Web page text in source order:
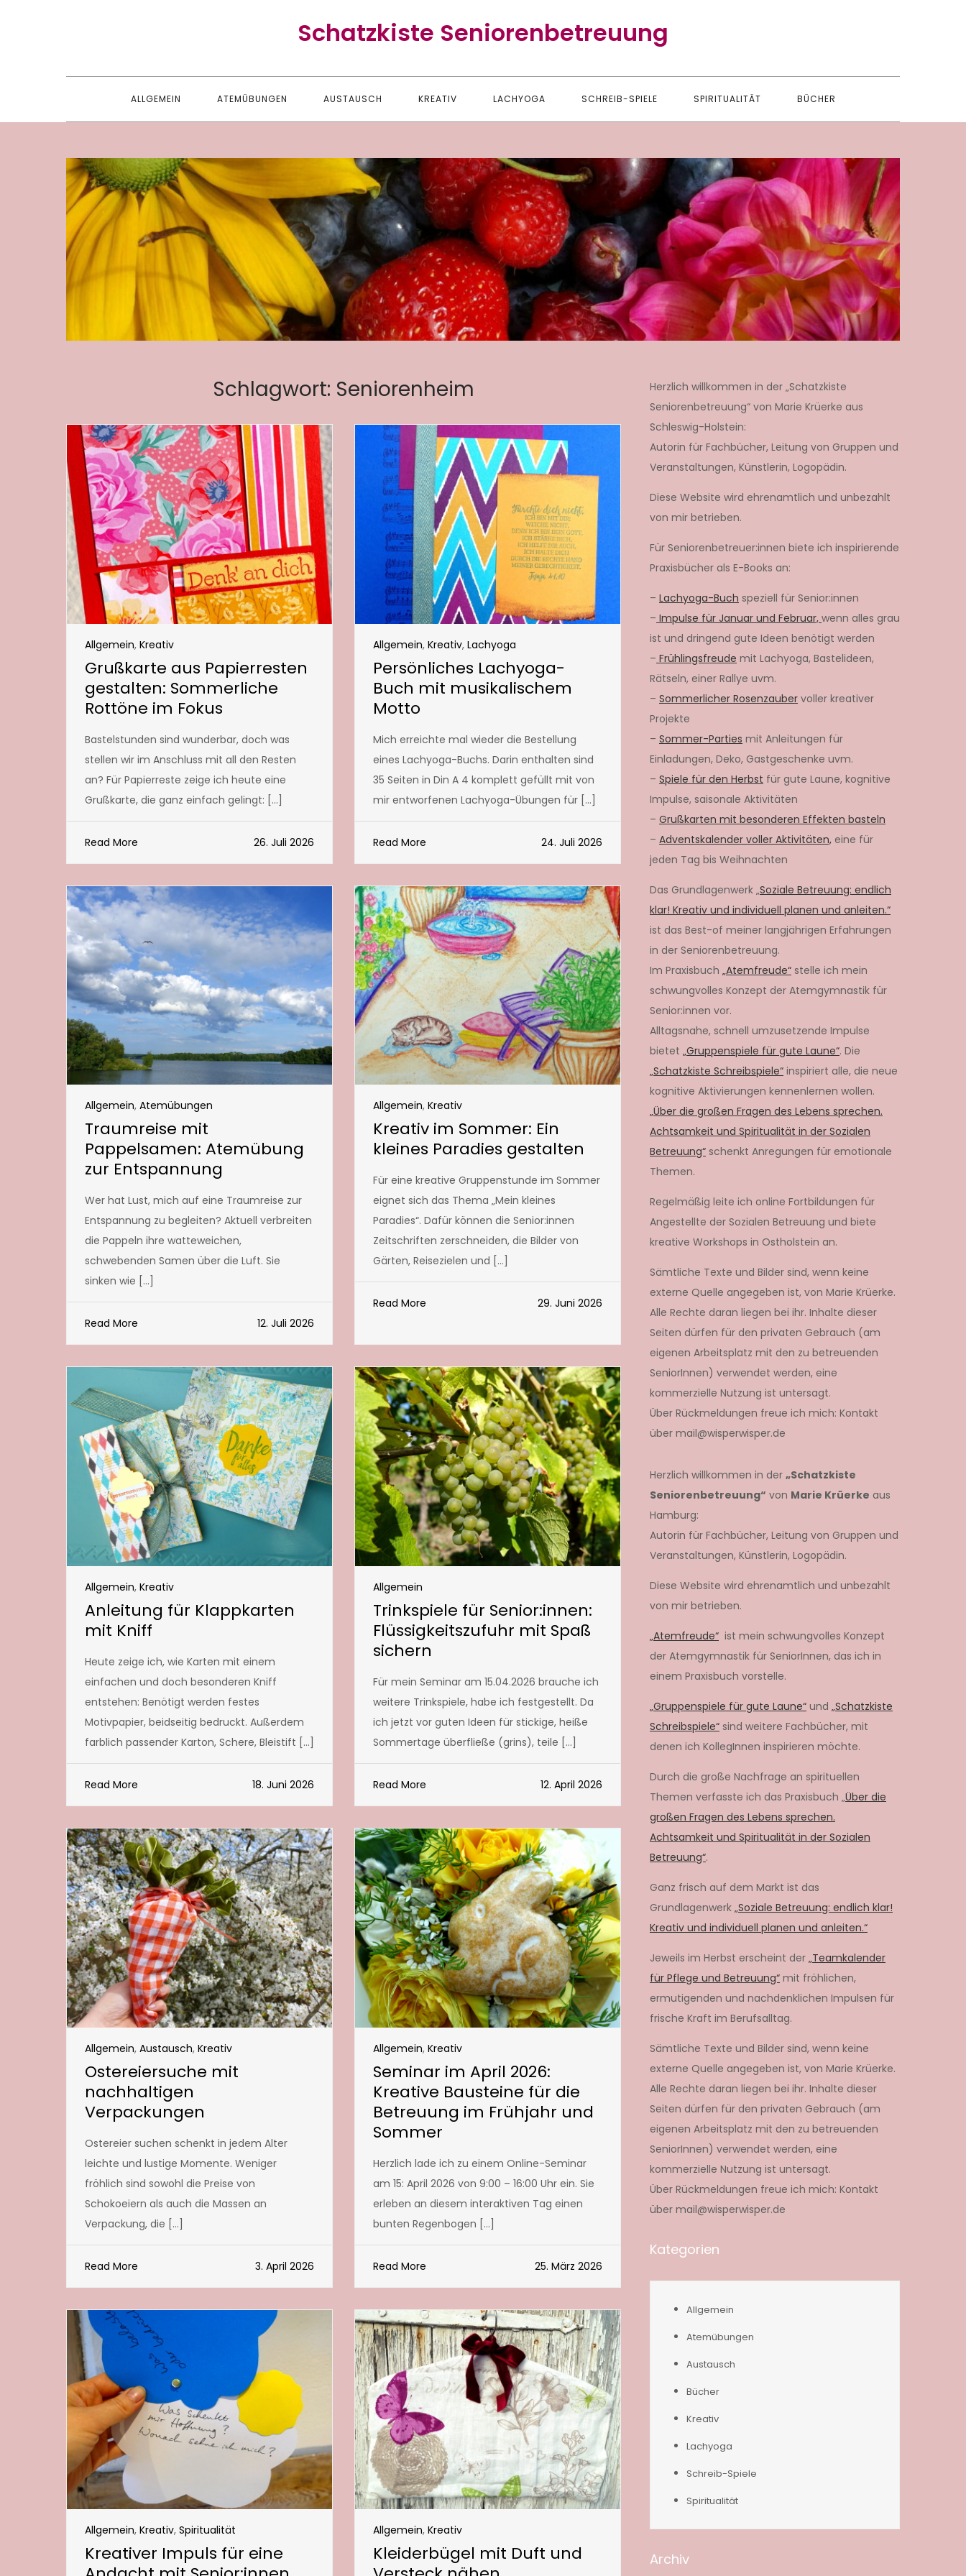
Schatzkiste Seniorenbetreuung
ALLGEMEIN ATEMÜBUNGEN AUSTAUSCH KREATIV LACHYOGA SCHREIB-SPIELE SPIRITUALITÄT BÜCHER
Schlagwort: Seniorenheim
Allgemein, Kreativ
Grußkarte aus Papierresten
gestalten: Sommerliche
Rottöne im Fokus
Bastelstunden sind wunderbar, doch was
stellen wir im Anschluss mit all den Resten
an? Für Papierreste zeige ich heute eine
Grußkarte, die ganz einfach gelingt: […]
Read More 26. Juli 2026
Allgemein, Kreativ, Lachyoga
Persönliches Lachyoga-
Buch mit musikalischem
Motto
Mich erreichte mal wieder die Bestellung
eines Lachyoga-Buchs. Darin enthalten sind
35 Seiten in Din A 4 komplett gefüllt mit von
mir entworfenen Lachyoga-Übungen für […]
Read More 24. Juli 2026
Allgemein, Atemübungen
Traumreise mit
Pappelsamen: Atemübung
zur Entspannung
Wer hat Lust, mich auf eine Traumreise zur
Entspannung zu begleiten? Aktuell verbreiten
die Pappeln ihre watteweichen,
schwebenden Samen über die Luft. Sie
sinken wie […]
Read More 12. Juli 2026
Allgemein, Kreativ
Kreativ im Sommer: Ein
kleines Paradies gestalten
Für eine kreative Gruppenstunde im Sommer
eignet sich das Thema „Mein kleines
Paradies“. Dafür können die Senior:innen
Zeitschriften zerschneiden, die Bilder von
Gärten, Reisezielen und […]
Read More 29. Juni 2026
Allgemein, Kreativ
Anleitung für Klappkarten
mit Kniff
Heute zeige ich, wie Karten mit einem
einfachen und doch besonderen Kniff
entstehen: Benötigt werden festes
Motivpapier, beidseitig bedruckt. Außerdem
farblich passender Karton, Schere, Bleistift […]
Read More 18. Juni 2026
Allgemein
Trinkspiele für Senior:innen:
Flüssigkeitszufuhr mit Spaß
sichern
Für mein Seminar am 15.04.2026 brauche ich
weitere Trinkspiele, habe ich festgestellt. Da
ich jetzt vor guten Ideen für stickige, heiße
Sommertage überfließe (grins), teile […]
Read More 12. April 2026
Allgemein, Austausch, Kreativ
Ostereiersuche mit
nachhaltigen
Verpackungen
Ostereier suchen schenkt in jedem Alter
leichte und lustige Momente. Weniger
fröhlich sind sowohl die Preise von
Schokoeiern als auch die Massen an
Verpackung, die […]
Read More 3. April 2026
Allgemein, Kreativ
Seminar im April 2026:
Kreative Bausteine für die
Betreuung im Frühjahr und
Sommer
Herzlich lade ich zu einem Online-Seminar
am 15: April 2026 von 9:00 – 16:00 Uhr ein. Sie
erleben an diesem interaktiven Tag einen
bunten Regenbogen […]
Read More 25. März 2026
Allgemein, Kreativ, Spiritualität
Kreativer Impuls für eine
Allgemein, Kreativ
Kleiderbügel mit Duft und
Herzlich willkommen in der „Schatzkiste
Seniorenbetreuung“ von Marie Krüerke aus
Schleswig-Holstein:
Autorin für Fachbücher, Leitung von Gruppen und
Veranstaltungen, Künstlerin, Logopädin.
Diese Website wird ehrenamtlich und unbezahlt
von mir betrieben.
Für Seniorenbetreuer:innen biete ich inspirierende
Praxisbücher als E-Books an:
– Lachyoga-Buch speziell für Senior:innen
– Impulse für Januar und Februar, wenn alles grau
ist und dringend gute Ideen benötigt werden
– Frühlingsfreude mit Lachyoga, Bastelideen,
Rätseln, einer Rallye uvm.
– Sommerlicher Rosenzauber voller kreativer
Projekte
– Sommer-Parties mit Anleitungen für
Einladungen, Deko, Gastgeschenke uvm.
– Spiele für den Herbst für gute Laune, kognitive
Impulse, saisonale Aktivitäten
– Grußkarten mit besonderen Effekten basteln
– Adventskalender voller Aktivitäten, eine für
jeden Tag bis Weihnachten
Das Grundlagenwerk „Soziale Betreuung: endlich
klar! Kreativ und individuell planen und anleiten.“
ist das Best-of meiner langjährigen Erfahrungen
in der Seniorenbetreuung.
Im Praxisbuch „Atemfreude“ stelle ich mein
schwungvolles Konzept der Atemgymnastik für
Senior:innen vor.
Alltagsnahe, schnell umzusetzende Impulse
bietet „Gruppenspiele für gute Laune“. Die
„Schatzkiste Schreibspiele“ inspiriert alle, die neue
kognitive Aktivierungen kennenlernen wollen.
„Über die großen Fragen des Lebens sprechen.
Achtsamkeit und Spiritualität in der Sozialen
Betreuung“ schenkt Anregungen für emotionale
Themen.
Regelmäßig leite ich online Fortbildungen für
Angestellte der Sozialen Betreuung und biete
kreative Workshops in Ostholstein an.
Sämtliche Texte und Bilder sind, wenn keine
externe Quelle angegeben ist, von Marie Krüerke.
Alle Rechte daran liegen bei ihr. Inhalte dieser
Seiten dürfen für den privaten Gebrauch (am
eigenen Arbeitsplatz mit den zu betreuenden
SeniorInnen) verwendet werden, eine
kommerzielle Nutzung ist untersagt.
Über Rückmeldungen freue ich mich: Kontakt
über mail@wisperwisper.de
Herzlich willkommen in der „Schatzkiste
Seniorenbetreuung“ von Marie Krüerke aus
Hamburg:
Autorin für Fachbücher, Leitung von Gruppen und
Veranstaltungen, Künstlerin, Logopädin.
Diese Website wird ehrenamtlich und unbezahlt
von mir betrieben.
„Atemfreude“ ist mein schwungvolles Konzept
der Atemgymnastik für SeniorInnen, das ich in
einem Praxisbuch vorstelle.
„Gruppenspiele für gute Laune“ und „Schatzkiste
Schreibspiele“ sind weitere Fachbücher, mit
denen ich KollegInnen inspirieren möchte.
Durch die große Nachfrage an spirituellen
Themen verfasste ich das Praxisbuch „Über die
großen Fragen des Lebens sprechen.
Achtsamkeit und Spiritualität in der Sozialen
Betreuung“.
Ganz frisch auf dem Markt ist das
Grundlagenwerk „Soziale Betreuung: endlich klar!
Kreativ und individuell planen und anleiten.“
Jeweils im Herbst erscheint der „Teamkalender
für Pflege und Betreuung“ mit fröhlichen,
ermutigenden und nachdenklichen Impulsen für
frische Kraft im Berufsalltag.
Sämtliche Texte und Bilder sind, wenn keine
externe Quelle angegeben ist, von Marie Krüerke.
Alle Rechte daran liegen bei ihr. Inhalte dieser
Seiten dürfen für den privaten Gebrauch (am
eigenen Arbeitsplatz mit den zu betreuenden
SeniorInnen) verwendet werden, eine
kommerzielle Nutzung ist untersagt.
Über Rückmeldungen freue ich mich: Kontakt
über mail@wisperwisper.de
Kategorien
Allgemein
Atemübungen
Austausch
Bücher
Kreativ
Lachyoga
Schreib-Spiele
Spiritualität
Archiv